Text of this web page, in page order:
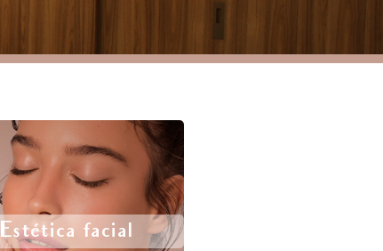
Estética facial